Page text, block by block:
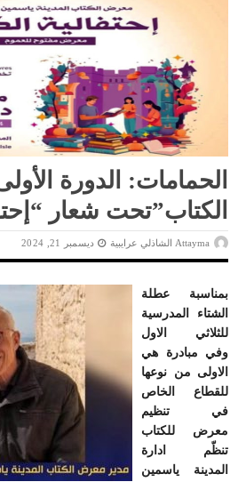
الحمامات: الدورة
الكتاب”تحت شعار
Attayma الشاذلي عرايبية ديسمبر 21, 2024
بمناسبة عطلة
الشتاء المدرسية
للثلاثي الاول
وفي مبادرة هي
الاولى من نوعها
للقطاع الخاص
في تنظيم
معرض للكتاب
تنظّم ادارة
المدينة ياسمين